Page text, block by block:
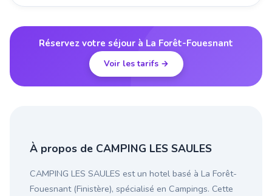
Réservez votre séjour à La Forêt-Fouesnant
Voir les tarifs →
À propos de CAMPING LES SAULES
CAMPING LES SAULES est un hotel basé à La Forêt-
Fouesnant (Finistère), spécialisé en Campings. Cette